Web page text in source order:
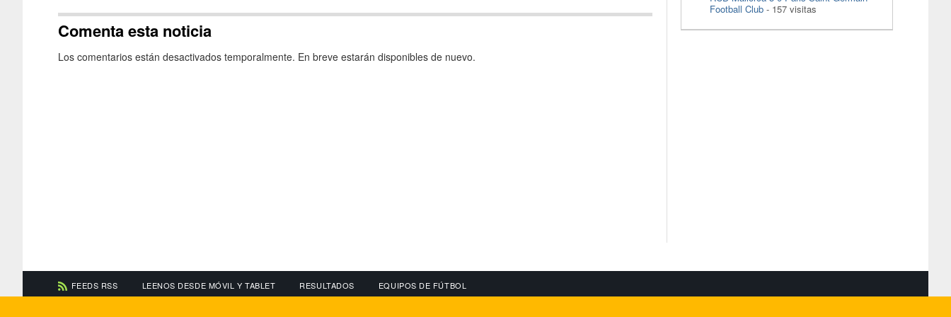
Comenta esta noticia
Los comentarios están desactivados temporalmente. En breve estarán disponibles de nuevo.
Football Club - 157 visitas
FEEDS RSS LEENOS DESDE MÓVIL Y TABLET RESULTADOS EQUIPOS DE FÚTBOL